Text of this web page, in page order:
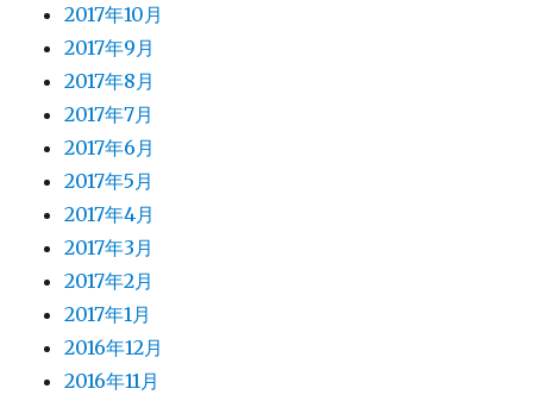
2017年10月
2017年9月
2017年8月
2017年7月
2017年6月
2017年5月
2017年4月
2017年3月
2017年2月
2017年1月
2016年12月
2016年11月